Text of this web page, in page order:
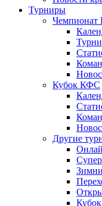
Турниры
Чемпионат
Кубок КФС
Другие